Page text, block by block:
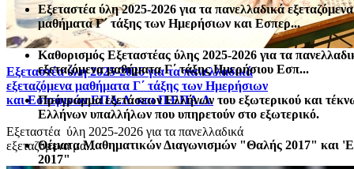
Εξεταστέα ύλη 2025-2026 για τα πανελλαδικά
εξεταζόμενα μαθήματα Γ΄ τάξης των Ημερήσιων
και Εσπερινών ΕΠΑ.Λ. και Π.ΕΠΑ.Λ.
Εξεταστέα ύλη 2025-2026 για τα πανελλαδικά
εξεταζόμενα μα...
Εξεταστέα ύλη 2025-2026 για τα πανελλαδικά εξεταζόμενα
μαθήματα Γ΄ τάξης των Ημερήσιων και Εσπερ...
Καθορισμός Eξεταστέας ύλης 2025-2026 για τα
εξεταζόμενα μαθήματα Γ΄ τάξης Ημερήσιου Εσπ...
Πρόγραμμα εξετάσεων Ελλήνων του εξωτερικού και
Ελλήνων υπαλλήλων που υπηρετούν στο εξωτερικό.
Θέματα Μαθηματικών Διαγωνισμών "Θαλής 2017" και
2017"